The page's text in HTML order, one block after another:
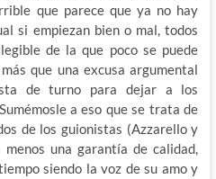
que parece que ya no hay
si empiezan bien o mal, todos
de la que poco se puede
que una excusa argumental
de turno para dejar a los
a eso que se trata de
de los guionistas (Azzarello y
menos una garantía de calidad,
siendo la voz de su amo y